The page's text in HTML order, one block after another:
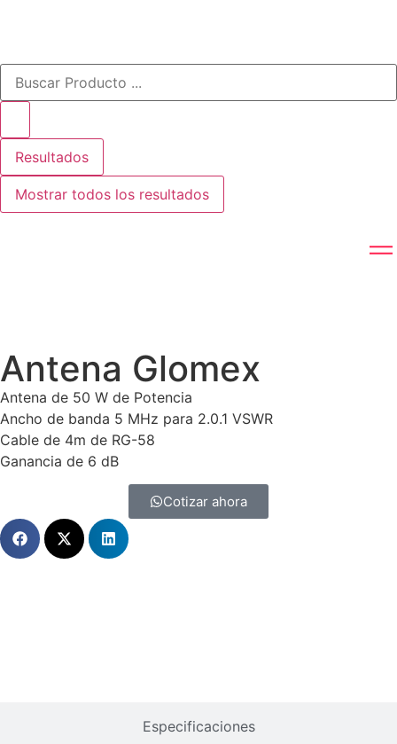
Resultados
Mostrar todos los resultados
Antena Glomex
Antena de 50 W de Potencia
Ancho de banda 5 MHz para 2.0.1 VSWR
Cable de 4m de RG-58
Ganancia de 6 dB
Cotizar ahora
Especificaciones